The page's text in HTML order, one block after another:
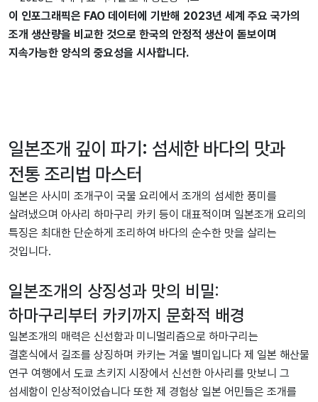
이 인포그래픽은 FAO 데이터에 기반해 2023년 세계 주요 국가의
조개 생산량을 비교한 것으로 한국의 안정적 생산이 돋보이며
지속가능한 양식의 중요성을 시사합니다.
일본조개 깊이 파기: 섬세한 바다의 맛과
전통 조리법 마스터
일본은 사시미 조개구이 국물 요리에서 조개의 섬세한 풍미를
살려냈으며 아사리 하마구리 카키 등이 대표적이며 일본조개 요리의
특징은 최대한 단순하게 조리하여 바다의 순수한 맛을 살리는
것입니다.
일본조개의 상징성과 맛의 비밀:
하마구리부터 카키까지 문화적 배경
일본조개의 매력은 신선함과 미니멀리즘으로 하마구리는
결혼식에서 길조를 상징하며 카키는 겨울 별미입니다 제 일본 해산물
연구 여행에서 도쿄 츠키지 시장에서 신선한 아사리를 맛보니 그
섬세함이 인상적이었습니다 또한 제 경험상 일본 어민들은 조개를